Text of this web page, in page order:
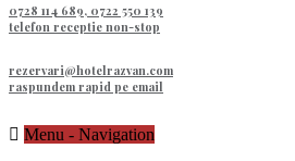
0728 114 689, 0722 550 139
telefon receptie non-stop
rezervari@hotelrazvan.com
raspundem rapid pe email
Menu - Navigation